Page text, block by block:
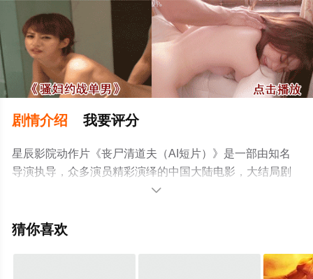
剧情介绍 我要评分
星辰影院动作片《丧尸清道夫（AI短片）》是一部由知名
导演执导，众多演员精彩演绎的中国大陆电影，大结局剧
情已揭晓（1-1全集），手机免费观看高清无删减完整版电
电视猫或剧情网等平台了解。

猜你喜欢